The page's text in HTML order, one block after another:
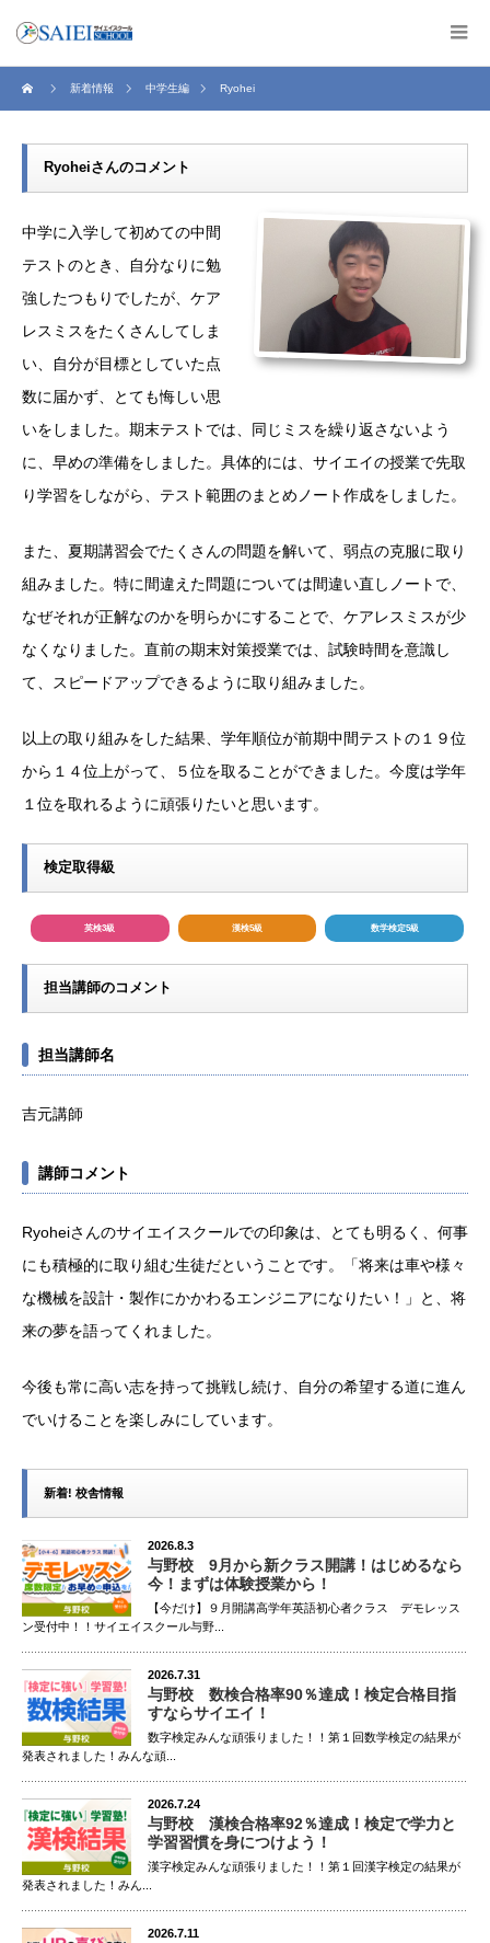
新着情報 中学生編 Ryohei
Ryoheiさんのコメント
中学に入学して初めての中間
テストのとき、自分なりに勉
強したつもりでしたが、ケア
レスミスをたくさんしてしま
い、自分が目標としていた点
数に届かず、とても悔しい思
いをしました。期末テストでは、同じミスを繰り返さないよう
に、早めの準備をしました。具体的には、サイエイの授業で先取
り学習をしながら、テスト範囲のまとめノート作成をしました。
また、夏期講習会でたくさんの問題を解いて、弱点の克服に取り
組みました。特に間違えた問題については間違い直しノートで、
なぜそれが正解なのかを明らかにすることで、ケアレスミスが少
なくなりました。直前の期末対策授業では、試験時間を意識し
て、スピードアップできるように取り組みました。
以上の取り組みをした結果、学年順位が前期中間テストの１９位
から１４位上がって、５位を取ることができました。今度は学年
１位を取れるように頑張りたいと思います。
検定取得級
英検3級 漢検5級 数学検定5級
担当講師のコメント
担当講師名
吉元講師
講師コメント
Ryoheiさんのサイエイスクールでの印象は、とても明るく、何事
にも積極的に取り組む生徒だということです。「将来は車や様々
な機械を設計・製作にかかわるエンジニアになりたい！」と、将
来の夢を語ってくれました。
今後も常に高い志を持って挑戦し続け、自分の希望する道に進ん
でいけることを楽しみにしています。
新着! 校舎情報
2026.8.3
与野校 9月から新クラス開講！はじめるなら
今！まずは体験授業から！
【今だけ】９月開講高学年英語初心者クラス デモレッス
ン受付中！！サイエイスクール与野...
2026.7.31
与野校 数検合格率90％達成！検定合格目指
すならサイエイ！
数字検定みんな頑張りました！！第１回数学検定の結果が
発表されました！みんな頑...
2026.7.24
与野校 漢検合格率92％達成！検定で学力と
学習習慣を身につけよう！
漢字検定みんな頑張りました！！第１回漢字検定の結果が
発表されました！みん...
2026.7.11